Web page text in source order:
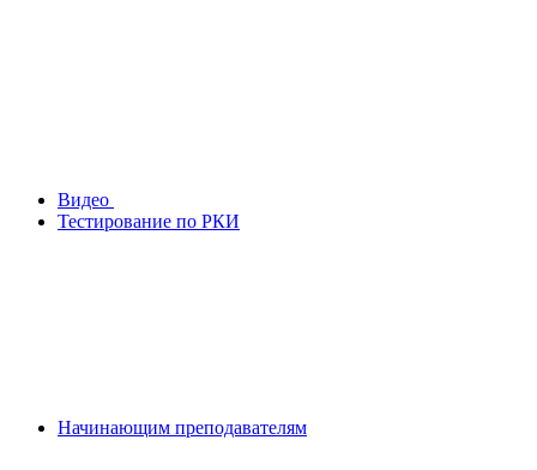
Видео
Тестирование по РКИ
Начинающим преподавателям